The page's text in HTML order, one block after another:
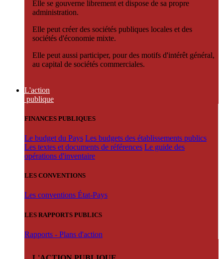
Elle se gouverne librement et dispose de sa propre
administration.
Elle peut créer des sociétés publiques locales et des
sociétés d'économie mixte.
Elle peut aussi participer, pour des motifs d'intérêt général,
au capital de sociétés commerciales.
L'action
publique
FINANCES PUBLIQUES
Le budget du Pays Les budgets des établissements publics
Les textes et documents de références Le guide des
opérations d'inventaire
LES CONVENTIONS
Les conventions État-Pays
LES RAPPORTS PUBLICS
Rapports - Plans d'action